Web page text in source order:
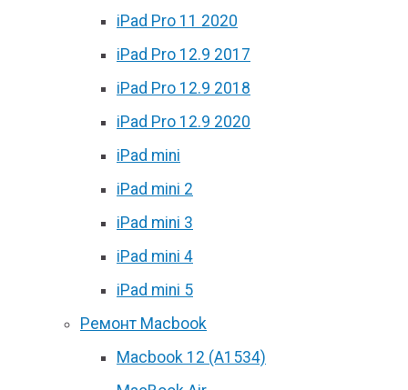
iPad Pro 11 2020
iPad Pro 12.9 2017
iPad Pro 12.9 2018
iPad Pro 12.9 2020
iPad mini
iPad mini 2
iPad mini 3
iPad mini 4
iPad mini 5
Ремонт Macbook
Macbook 12 (А1534)